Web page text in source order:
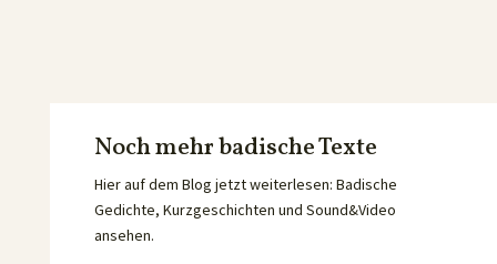
Noch mehr badische Texte
Hier auf dem Blog jetzt weiterlesen: Badische
Gedichte, Kurzgeschichten und Sound&Video
ansehen.